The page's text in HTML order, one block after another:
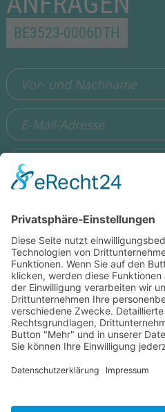
BE3523-0006DTH
Ich stimme zu, dass meine
Beantwortung meiner Anfrage
werden. Die Daten werden so
Widerspruch erfolgt. Hinweis: Sie
jederzeit in der Zukunft per Mail
widerrufen. Detaillierte
Nutzerdaten finden Sie in